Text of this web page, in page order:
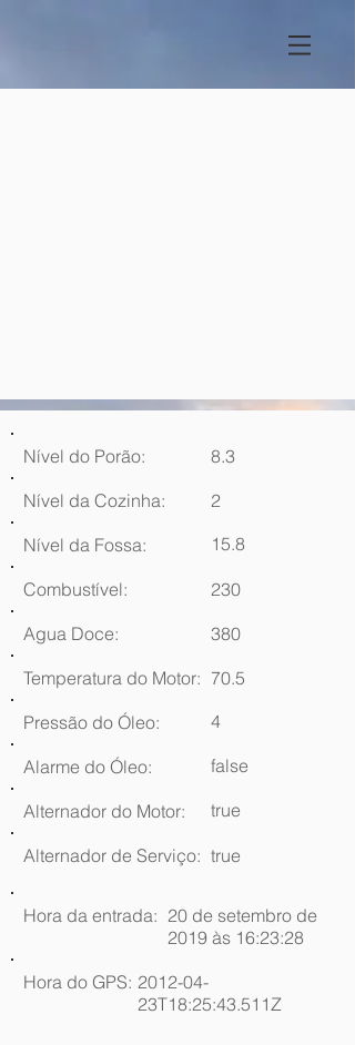
Nível do Porão:
8.3
Nível da Cozinha:
2
Nível da Fossa:
15.8
Combustível:
230
Agua Doce:
380
Temperatura do Motor: 70.5
Pressão do Óleo:
4
Alarme do Óleo: false
Alternador do Motor: true
Alternador de Serviço: true
Hora da entrada: 20 de setembro de
2019 às 16:23:28
Hora do GPS: 2012-04-
23T18:25:43.511Z